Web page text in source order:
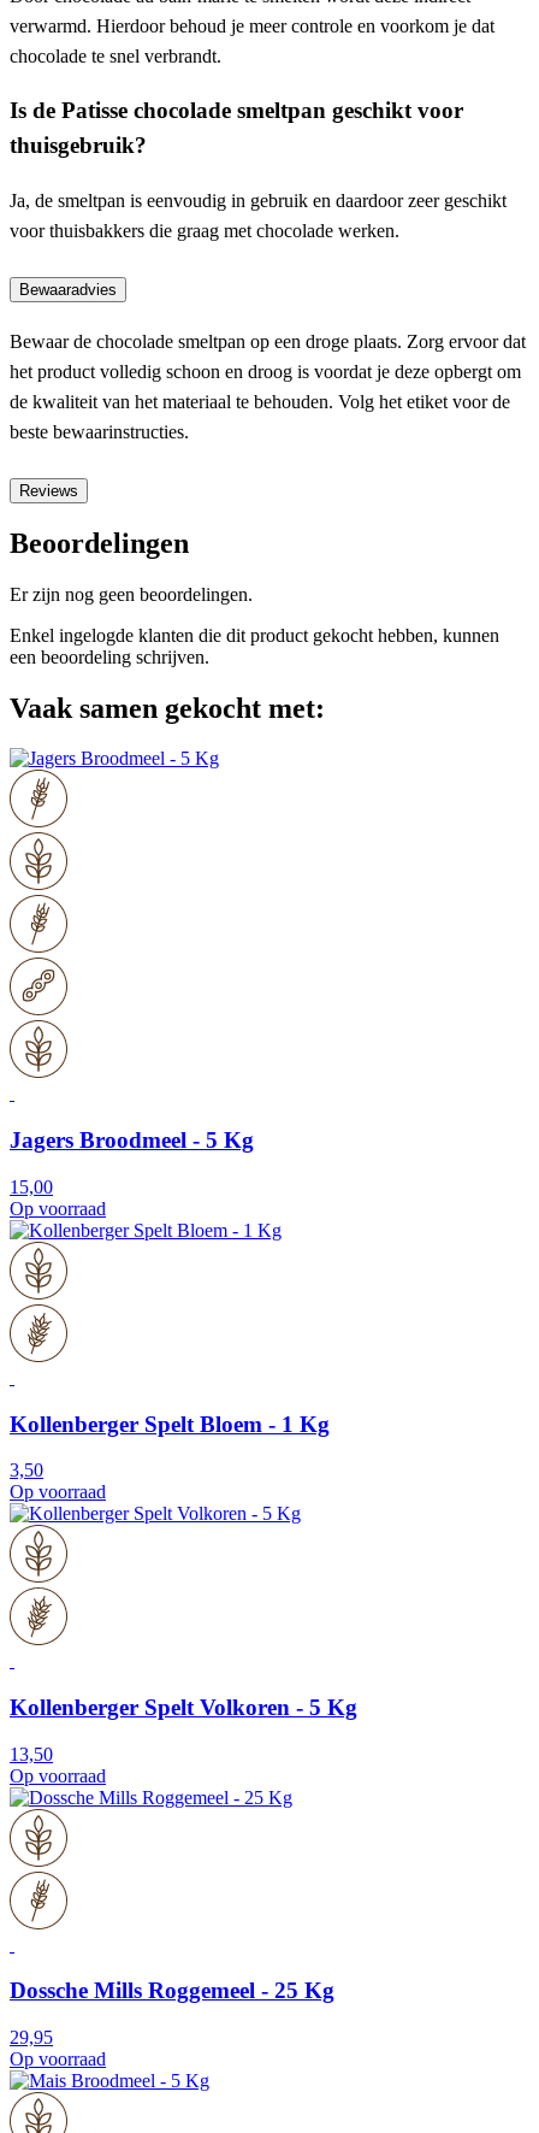
verwarmd. Hierdoor behoud je meer controle en voorkom je dat
chocolade te snel verbrandt.
Is de Patisse chocolade smeltpan geschikt voor
thuisgebruik?
Ja, de smeltpan is eenvoudig in gebruik en daardoor zeer geschikt
voor thuisbakkers die graag met chocolade werken.
Bewaaradvies
Bewaar de chocolade smeltpan op een droge plaats. Zorg ervoor dat
het product volledig schoon en droog is voordat je deze opbergt om
de kwaliteit van het materiaal te behouden. Volg het etiket voor de
beste bewaarinstructies.
Reviews
Beoordelingen
Er zijn nog geen beoordelingen.
Enkel ingelogde klanten die dit product gekocht hebben, kunnen
een beoordeling schrijven.
Vaak samen gekocht met:
Jagers Broodmeel - 5 Kg
15,00
Op voorraad
Kollenberger Spelt Bloem - 1 Kg
3,50
Op voorraad
Kollenberger Spelt Volkoren - 5 Kg
13,50
Op voorraad
Dossche Mills Roggemeel - 25 Kg
29,95
Op voorraad